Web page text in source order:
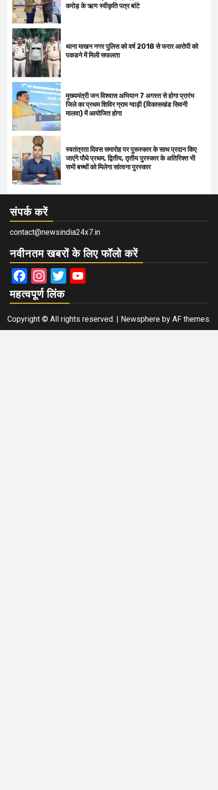
करोड़ के ऋण स्वीकृति पत्र बांटे
थाना माखन नगर पुलिस को वर्ष 2018 से फरार आरोपी को
पकडने में मिली सफलता
मुख्यमंत्री जन विश्वास अभियान 7 अगस्त से होगा प्रारंभ
जिले का प्रथम शिविर ग्राम ग्वाड़ी (विकासखंड सिवनी
मालवा) में आयोजित होगा
स्वतंत्रता दिवस समारोह पर पुरूस्‍कार के साथ प्रदान किए
जाएंगे पौधे प्रथम, द्वितीय, तृतीय पुरस्कार के अतिरिक्त भी
सभी बच्चों को मिलेगा सांत्वना पुरस्कार
संपर्क करें
contact@newsindia24x7.in
नवीनतम खबरों के लिए फॉलो करें
Facebook
Instagram
Twitter
महत्वपूर्ण लिंक
Copyright © All rights reserved. | Newsphere by AF themes.